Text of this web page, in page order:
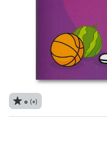
0 (0)